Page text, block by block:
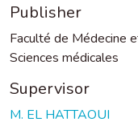
Publisher
Faculté de Médecine
Sciences médicales
Supervisor
M. EL HATTAOUI